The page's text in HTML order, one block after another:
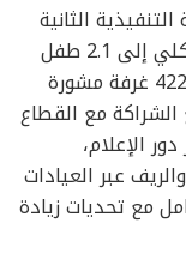
الثانية
التي تستهدف الوصول بمعدل الإنجاب الكلي إلى 2.1 طفل
لكل سيدة بنهاية 2027، معلنة تشغيل 4222 غرفة مشورة
توسيع الشراكة مع القطاع
الإعلام،
عبر العيادات
مع تحديات زيادة